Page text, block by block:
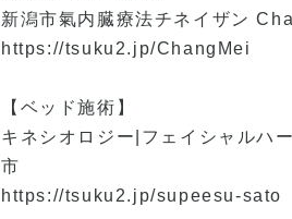
新潟市氣内臓療法チネイザン
https://tsuku2.jp/ChangMei
【ベッド施術】
キネシオロジー|フェイシャルハ
市
https://tsuku2.jp/supeesu-sato